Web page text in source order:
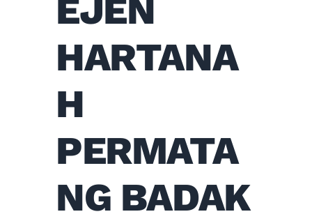
EJEN
HARTANA
H
PERMATA
NG BADAK